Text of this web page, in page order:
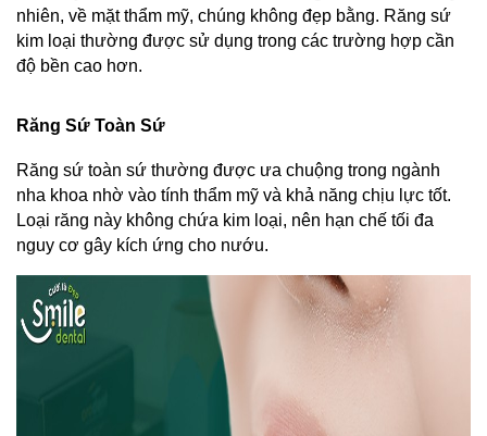
nhiên, về mặt thẩm mỹ, chúng không đẹp bằng. Răng sứ
kim loại thường được sử dụng trong các trường hợp cần
độ bền cao hơn.
Răng Sứ Toàn Sứ
Răng sứ toàn sứ thường được ưa chuộng trong ngành
nha khoa nhờ vào tính thẩm mỹ và khả năng chịu lực tốt.
Loại răng này không chứa kim loại, nên hạn chế tối đa
nguy cơ gây kích ứng cho nướu.